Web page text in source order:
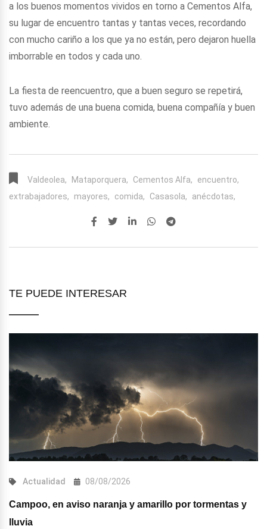
a los buenos momentos vividos en torno a Cementos Alfa,
su lugar de encuentro tantas y tantas veces, recordando
con mucho cariño a los que ya no están, pero dejaron huella
imborrable en todos y cada uno.
La fiesta de reencuentro, que a buen seguro se repetirá,
tuvo además de una buena comida, buena compañía y buen
ambiente.
Valdeolea, Mataporquera, Cementos Alfa,
encuentro,
extrabajadores,
mayores, comida, Casasola, anécdotas,
TE PUEDE INTERESAR
Actualidad 08/08/2026
Campoo, en aviso naranja y amarillo por tormentas y
lluvia